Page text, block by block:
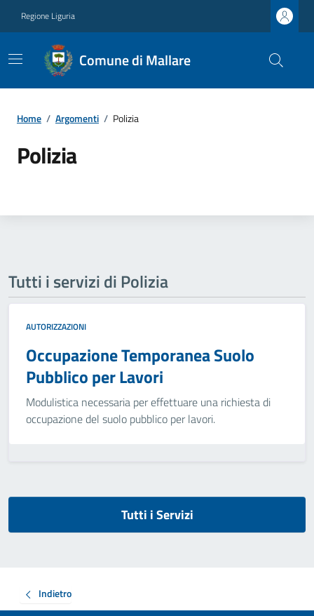
Regione Liguria
Comune di Mallare
Home / Argomenti / Polizia
Polizia
Tutti i servizi di Polizia
AUTORIZZAZIONI
Occupazione Temporanea Suolo
Pubblico per Lavori
Modulistica necessaria per effettuare una richiesta di
occupazione del suolo pubblico per lavori.
Tutti i Servizi
Indietro